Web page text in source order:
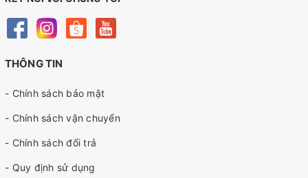
THÔNG TIN
- Chính sách bảo mật
- Chính sách vận chuyển
- Chính sách đổi trả
- Quy định sử dụng